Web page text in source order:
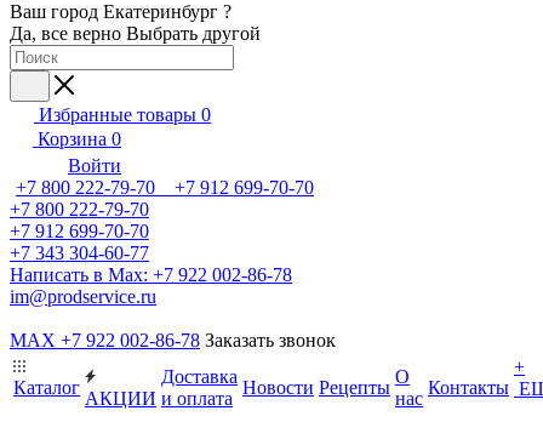
Ваш город Екатеринбург ?
Да, все верно Выбрать другой
Избранные товары 0
Корзина 0
Войти
+7 800 222-79-70 +7 912 699-70-70
+7 800 222-79-70
+7 912 699-70-70
+7 343 304-60-77
Написать в Max: +7 922 002-86-78
im@prodservice.ru
MAX +7 922 002-86-78 Заказать звонок
Каталог
АКЦИИ
Доставка
и оплата
Новости Рецепты
О
нас
Контакты
+